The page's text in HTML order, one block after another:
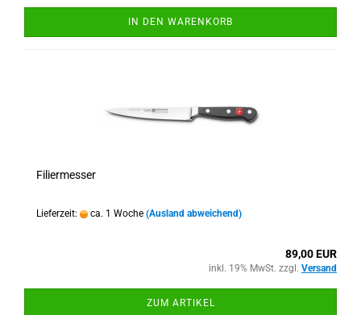
IN DEN WARENKORB
Filiermesser
Lieferzeit: ca. 1 Woche (Ausland abweichend)
89,00 EUR
inkl. 19% MwSt. zzgl. Versand
ZUM ARTIKEL